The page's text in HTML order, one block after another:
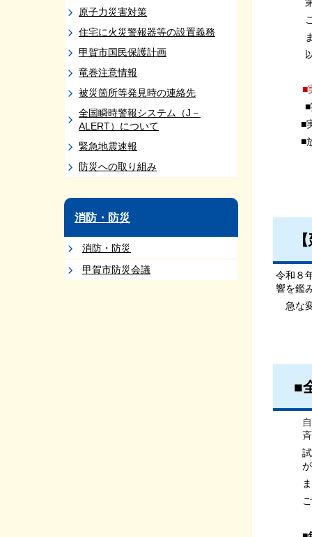
原子力災害対策
住宅に火災警報器等の設置義務
甲賀市国民保護計画
竜巻注意情報
被災箇所等発見時の連絡先
全国瞬時警報システム（J－
ALERT）について
緊急地震速報
防災への取り組み
消防・防災
消防・防災
甲賀市防災会議
第１
これ
また
以上
■
■実
■実施
■放送
令和８
響を鑑
急な
■